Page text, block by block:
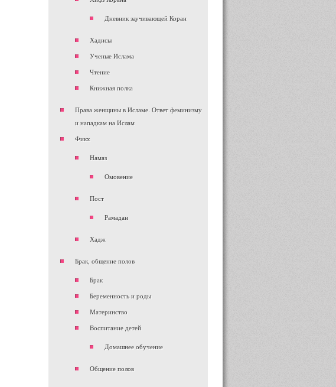
Дневник заучивающей Коран
Хадисы
Ученые Ислама
Чтение
Книжная полка
Права женщины в Исламе. Ответ феминизму
и нападкам на Ислам
Фикх
Намаз
Омовение
Пост
Рамадан
Хадж
Брак, общение полов
Брак
Беременность и роды
Материнство
Воспитание детей
Домашнее обучение
Общение полов